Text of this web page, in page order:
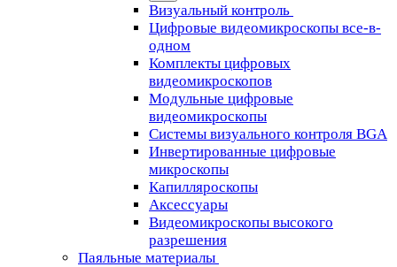
Визуальный контроль
Цифровые видеомикроскопы все-в-
одном
Комплекты цифровых
видеомикроскопов
Модульные цифровые
видеомикроскопы
Cистемы визуального контроля BGA
Инвертированные цифровые
микроскопы
Капилляроскопы
Аксессуары
Видеомикроскопы высокого
разрешения
Паяльные материалы